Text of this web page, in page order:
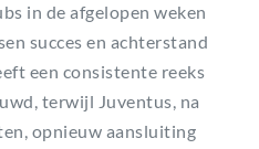
in de afgelopen weken
succes en achterstand
een consistente reeks
terwijl Juventus, na
opnieuw aansluiting